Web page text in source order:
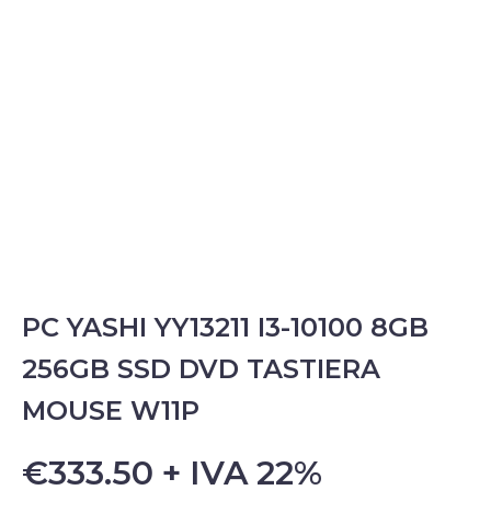
PC YASHI YY13211 I3-10100 8GB
256GB SSD DVD TASTIERA
MOUSE W11P
€333.50 + IVA 22%